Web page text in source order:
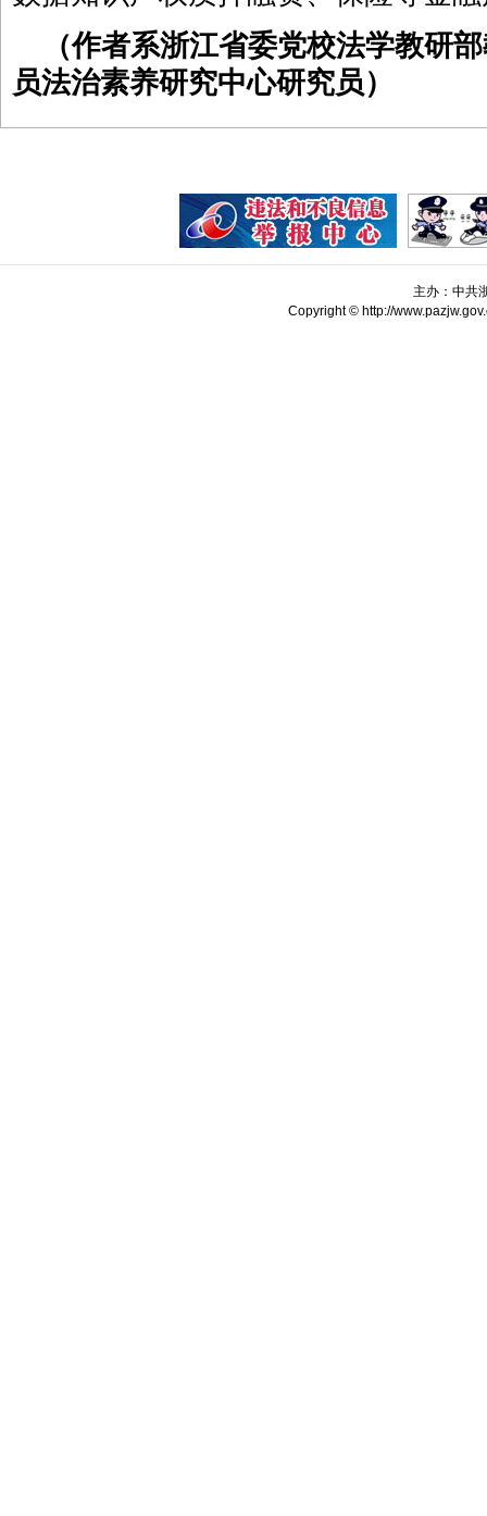
（作者系浙江省委党校法学教研
员法治素养研究中心研究员）
主办：中共
Copyright © http://